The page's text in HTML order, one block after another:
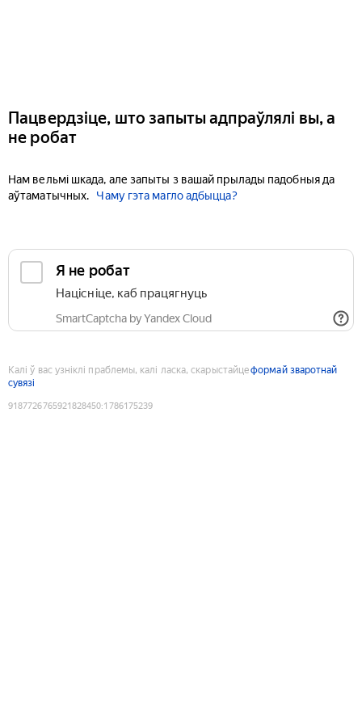
Пацвердзіце, што запыты адпраўлялі вы, а
не робат
Нам вельмі шкада, але запыты з вашай прылады падобныя да
аўтаматычных.
Чаму гэта магло адбыцца?
Я не робат
Націсніце, каб працягнуць
SmartCaptcha by Yandex Cloud
Калі ў вас узніклі праблемы, калі ласка, скарыстайцеформай зваротнай
сувязі
9187726765921828450:1786175239